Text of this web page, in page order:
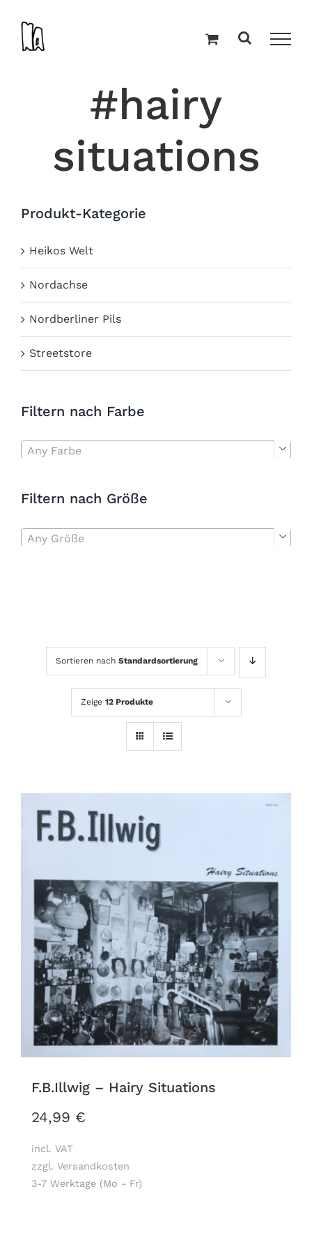
Inhalt
springen
#hairy
situations
Sortieren nach Standardsortierung
Zeige 12 Produkte
F.B.Illwig – Hairy Situations
24,99 €
incl. VAT
zzgl. Versandkosten
3-7 Werktage (Mo - Fr)
Produkt-Kategorie
Heikos Welt
Nordachse
Nordberliner Pils
Streetstore
Filtern nach Farbe
Any Farbe 
Filtern nach Größe
Any Größe 